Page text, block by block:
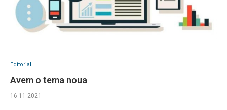
Editorial
Avem o tema noua
16-11-2021